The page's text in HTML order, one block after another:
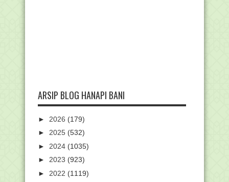
ARSIP BLOG HANAPI BANI
► 2026 (179)
► 2025 (532)
► 2024 (1035)
► 2023 (923)
► 2022 (1119)